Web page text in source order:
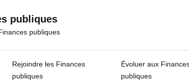
publiques
publiques
Rejoindre les Finances
publiques
Évoluer aux
publiques